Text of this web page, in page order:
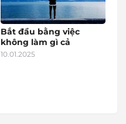
Bắt đầu bằng việc
không làm gì cả
10.01.2025